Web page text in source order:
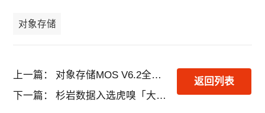
对象存储
上一篇：
对象存储MOS V6.2全新发布，10+特性升级再次提升产品力
下一篇：
杉岩数据入选虎嗅「大鲸榜」工业互联网最具成长力企业榜单
返回列表